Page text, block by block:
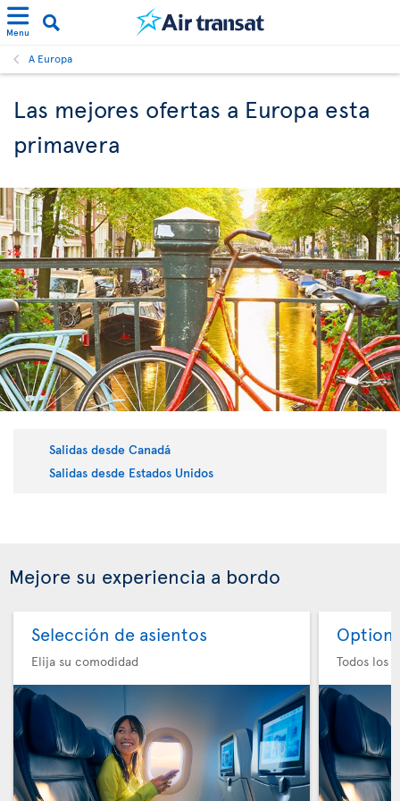
Menu
A Europa
Las mejores ofertas a Europa esta
primavera
Salidas desde Canadá
Salidas desde Estados Unidos
Mejore su experiencia a bordo
Selección de asientos
Elija su comodidad
Option
Todos los